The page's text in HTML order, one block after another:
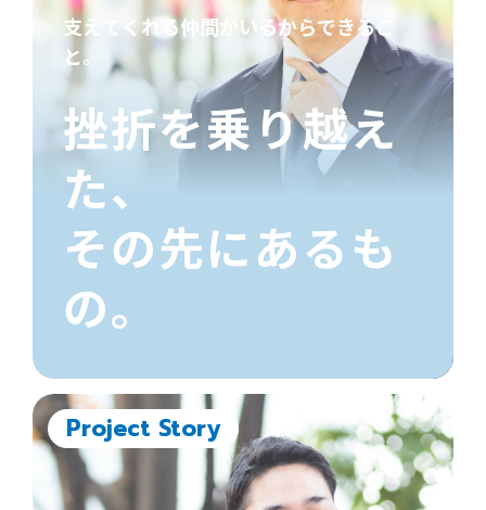
支えてくれる仲間がいるからできるこ
と。
挫折を乗り越え
た、
その先にあるも
の。
Project Story